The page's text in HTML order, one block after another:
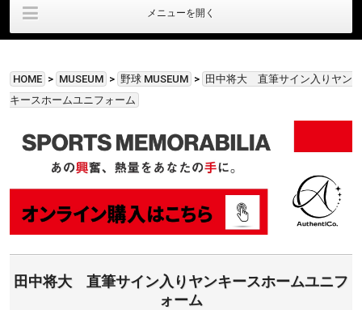
メニューを開く
貸切利用 アクセス情報 お問い合わせ
HOME > MUSEUM > 野球 MUSEUM > 田中将大 直筆サイン入りヤン
キースホームユニフォーム
田中将大 直筆サイン入りヤンキースホームユニフ
ォーム